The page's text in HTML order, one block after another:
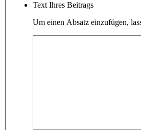
Text Ihres Beitrags
Um einen Absatz einzufügen,